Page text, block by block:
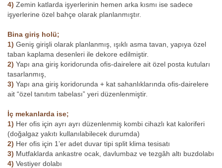
4) Zemin katlarda işyerlerinin hemen arka kısmı ise sadece
işyerlerine özel bahçe olarak planlanmıştır.
Bina giriş holü;
1) Geniş girişli olarak planlanmış, ışıklı asma tavan, yapıya özel
taban kaplama desenleri ile dekore edilmiştir.
2) Yapı ana giriş koridorunda ofis-dairelere ait özel posta kutuları
tasarlanmış,
3) Yapı ana giriş koridorunda + kat sahanlıklarında ofis-dairelere
ait “özel tanıtım tabelası” yeri düzenlenmiştir.
İç mekanlarda ise;
1) Her ofis için ayrı ayrı düzenlenmiş kombi cihazlı kat kaloriferi
(doğalgaz yakıtı kullanılabilecek durumda)
2) Her ofis için 1’er adet duvar tipi split klima tesisatı
3) Mutfaklarda ankastre ocak, davlumbaz ve tezgâh altı buzdolabı
4) Vestiyer dolabı